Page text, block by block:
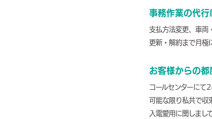
事務作業の代行
支払方法変更、車両
更新・解約まで月極
お客様からの
コールセンターに
可能な限り私共で収
入電愛用に関しまし